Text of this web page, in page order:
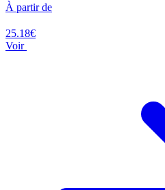
À partir de
25.18€
Voir